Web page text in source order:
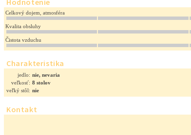
Hodnotenie
Celkový dojem, atmosféra
Kvalita obsluhy
Čistota vzduchu
Charakteristika
jedlo: nie, nevaria
veľkosť: 8 stolov
veľký stôl: nie
Kontakt